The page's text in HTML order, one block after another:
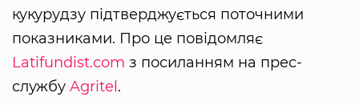
кукурудзу підтверджується поточними
показниками. Про це повідомляє
Latifundist.com з посиланням на прес-
службу Agritel .